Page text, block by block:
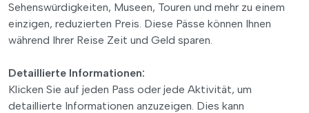
Sehenswürdigkeiten, Museen, Touren und mehr zu einem
einzigen, reduzierten Preis. Diese Pässe können Ihnen
während Ihrer Reise Zeit und Geld sparen.
Detaillierte Informationen:
Klicken Sie auf jeden Pass oder jede Aktivität, um
detaillierte Informationen anzuzeigen. Dies kann